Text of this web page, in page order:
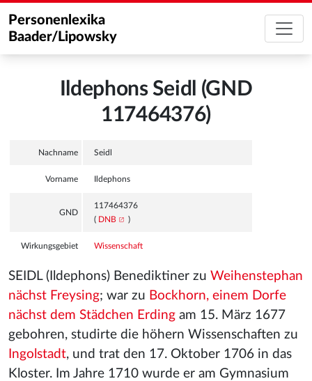
Personenlexika
Baader/Lipowsky
Ildephons Seidl (GND
117464376)
Nachname Seidl
Vorname Ildephons
GND
117464376
( DNB )
Wirkungsgebiet Wissenschaft
SEIDL (Ildephons) Benediktiner zu Weihenstephan
nächst Freysing; war zu Bockhorn, einem Dorfe
nächst dem Städchen Erding am 15. März 1677
gebohren, studirte die höhern Wissenschaften zu
Ingolstadt, und trat den 17. Oktober 1706 in das
Kloster. Im Jahre 1710 wurde er am Gymnasium